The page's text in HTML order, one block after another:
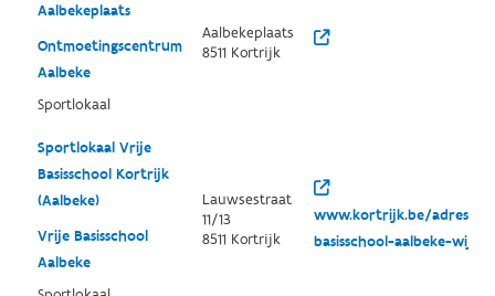
Aalbekeplaats
Ontmoetingscentrum
Aalbeke
Sportlokaal
Aalbekeplaats
8511 Kortrijk
Sportlokaal Vrije
Basisschool Kortrijk
(Aalbeke)
Vrije Basisschool
Aalbeke
Lauwsestraat
11/13
8511 Kortrijk
www.kortrijk.be/
basisschool-aalbeke-